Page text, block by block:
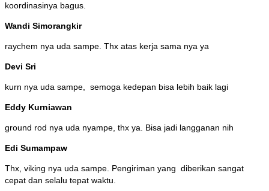
koordinasinya bagus.
Wandi Simorangkir
raychem nya uda sampe. Thx atas kerja sama nya ya
Devi Sri
kurn nya uda sampe, semoga kedepan bisa lebih baik lagi
Eddy Kurniawan
ground rod nya uda nyampe, thx ya. Bisa jadi langganan nih
Edi Sumampaw
Thx, viking nya uda sampe. Pengiriman yang diberikan sangat
cepat dan selalu tepat waktu.